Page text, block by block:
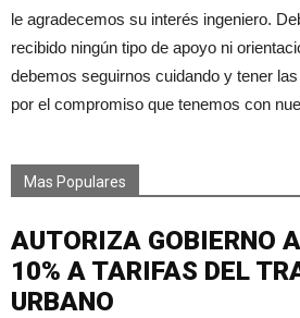
le agradecemos su interés ingeniero.
recibido ningún tipo de apoyo ni
debemos seguirnos cuidando y tener
por el compromiso que tenemos con
Mas Populares
AUTORIZA GOBIERNO
10% A TARIFAS DEL
URBANO